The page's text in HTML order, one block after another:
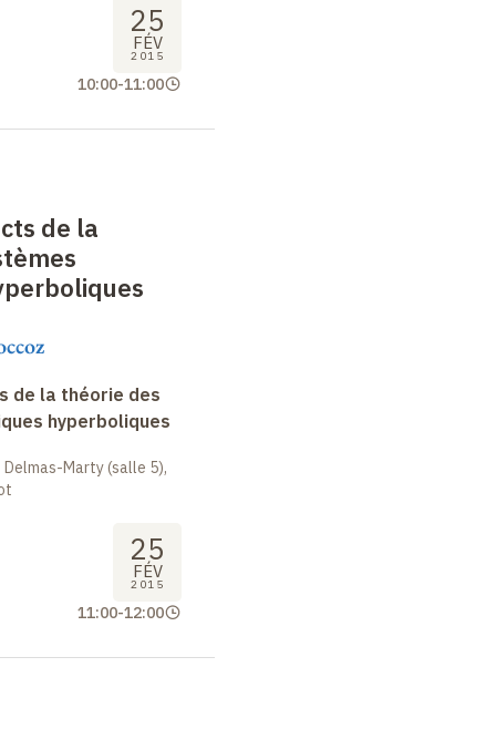
25
FÉV
2015
10:00-11:00
de la
de la théorie des
hyperboliques
Marty (salle 5),
25
FÉV
2015
11:00-12:00